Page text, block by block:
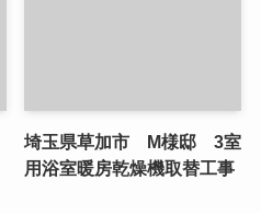
埼玉県草加市 M様邸 3室
用浴室暖房乾燥機取替工事